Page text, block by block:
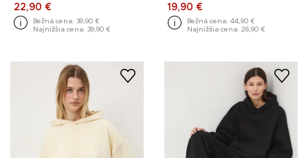
22,90 €
Bežná cena: 39,90 €
Najnižšia cena: 39,90 €
19,90 €
Bežná cena: 44,90 €
Najnižšia cena: 26,90 €